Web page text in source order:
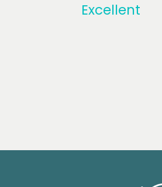
Excellent